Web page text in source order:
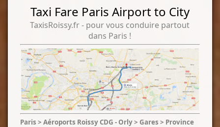
Taxi Fare Paris Airport to City
TaxisRoissy.fr - pour vous conduire partout
dans Paris !
Paris > Aéroports Roissy CDG - Orly > Gares > Province